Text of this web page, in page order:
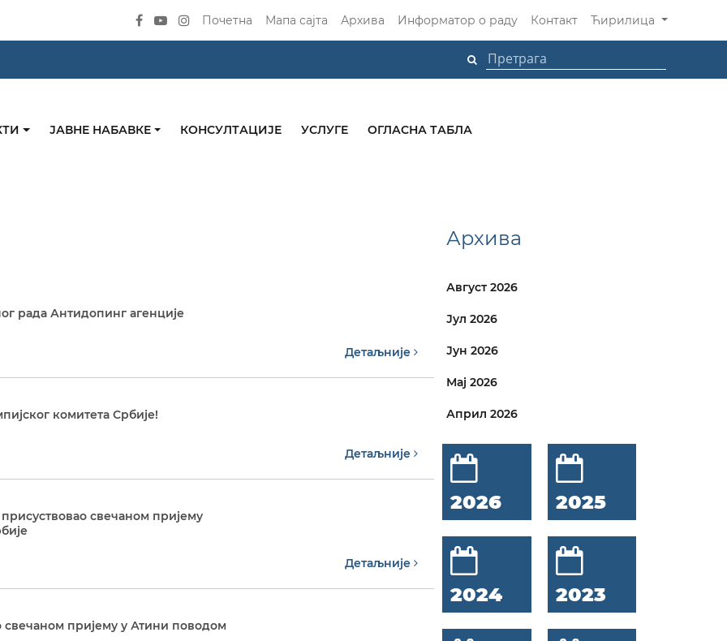
Почетна Мапа сајта Архива Информатор о раду Контакт Ћирилица
ЈАВНЕ НАБАВКЕ КОНСУЛТАЦИЈЕ УСЛУГЕ ОГЛАСНА ТАБЛА
рада Антидопинг агенције
Детаљније
комитета Србије!
Детаљније
свечаном пријему
Детаљније
свечаном пријему у Атини поводом
Архива
Август 2026
Јул 2026
Јун 2026
Мај 2026
Април 2026
2026 2025
2024 2023